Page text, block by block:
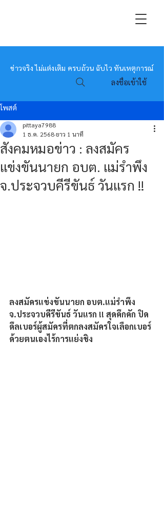
หมอข่าว
ข่าวจริง ไม่แต่งเติม ครบถ้วน ฉับไว ทันเหตุการณ์
ลงชื่อเข้าใช้
โพสต์
สังคมหมอข่าว : ลงสมัคร
แข่งขันนายก อบต. แม่รำพึง
จ.ประจวบคีรีขันธ์ วันแรก !!
pittaya7988
1 ธ.ค. 2568 ยาว 1 นาที
ลงสมัครแข่งขันนายก อบต.แม่รำพึง
จ.ประจวบคีรีขันธ์ วันแรก !! สุดคึกคัก ปิด
ดึลเบอร์ผู้สมัครที่ตกลงสมัครใจเลือกเบอร์
ด้วยตนเองไร้การแย่งชิง